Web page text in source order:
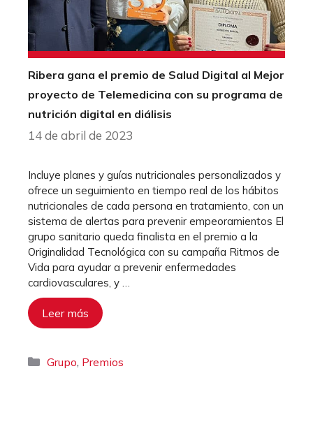
Ribera gana el premio de Salud Digital al Mejor
proyecto de Telemedicina con su programa de
nutrición digital en diálisis
14 de abril de 2023
Incluye planes y guías nutricionales personalizados y
ofrece un seguimiento en tiempo real de los hábitos
nutricionales de cada persona en tratamiento, con un
sistema de alertas para prevenir empeoramientos El
grupo sanitario queda finalista en el premio a la
Originalidad Tecnológica con su campaña Ritmos de
Vida para ayudar a prevenir enfermedades
cardiovasculares, y …
Leer más
Categorías
Grupo, Premios